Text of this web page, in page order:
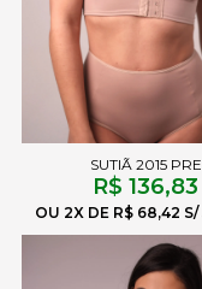
SUTIÃ 2015 PRE
R$ 136,83
2X R$ 68,42